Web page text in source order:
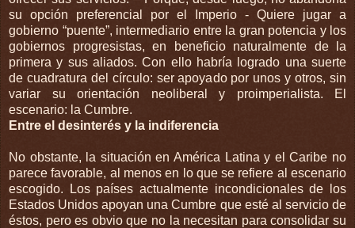
su opción preferencial por el Imperio - Quiere jugar a
gobierno “puente”, intermediario entre la gran potencia y los
gobiernos progresistas, en beneficio naturalmente de la
primera y sus aliados. Con ello habría logrado una suerte
de cuadratura del círculo: ser apoyado por unos y otros, sin
variar su orientación neoliberal y proimperialista. El
escenario: la Cumbre.
Entre el desinterés y la indiferencia
No obstante, la situación en América Latina y el Caribe no
parece favorable, al menos en lo que se refiere al escenario
escogido. Los países actualmente incondicionales de los
Estados Unidos apoyan una Cumbre que esté al servicio de
éstos, pero es obvio que no la necesitan para consolidar su